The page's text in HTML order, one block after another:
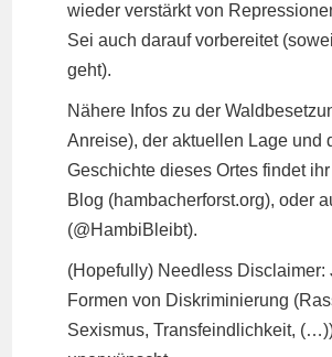
wieder verstärkt von
Sei auch darauf vorbereitet
geht).
Nähere Infos zu der
Anreise), der aktuellen Lage und
Geschichte dieses Ortes findet
Blog (hambacherforst.org), oder
(@HambiBleibt).
(Hopefully) Needless Disclaimer:
Formen von Diskriminierung
Sexismus, Transfeindlichkeit,